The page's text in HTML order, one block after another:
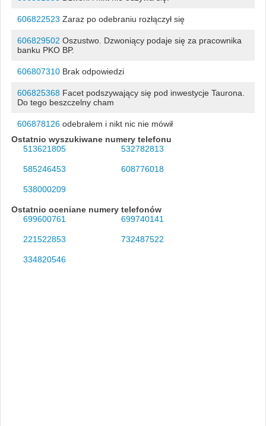
606822523 Zaraz po odebraniu rozłączył się
606829502 Oszustwo. Dzwoniący podaje się za pracownika
banku PKO BP.
606807310Brak odpowiedzi
606825368Facet podszywający się pod inwestycje Taurona.
Do tego beszczelny cham
606878126odebrałem i nikt nic nie mówił
Ostatnio wyszukiwane numery telefonu
513621805
532782813
585246453 608776018
538000209
Ostatnio oceniane numery telefonów
699600761
699740141
221522853 732487522
334820546